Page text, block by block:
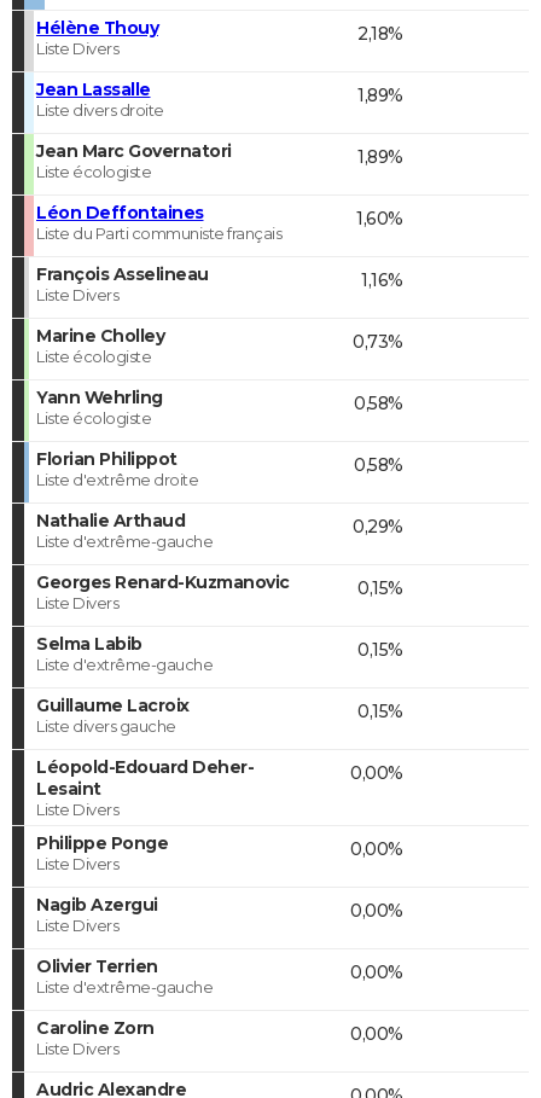
Hélène Thouy
Liste Divers
2,18%
Jean Lassalle
Liste divers droite
1,89%
Jean Marc Governatori
Liste écologiste
1,89%
Léon Deffontaines
Liste du Parti communiste français
1,60%
François Asselineau
Liste Divers
1,16%
Marine Cholley
Liste écologiste
0,73%
Yann Wehrling
Liste écologiste
0,58%
Florian Philippot
Liste d'extrême droite
0,58%
Nathalie Arthaud
Liste d'extrême-gauche
0,29%
Georges Renard-Kuzmanovic
Liste Divers
0,15%
Selma Labib
Liste d'extrême-gauche
0,15%
Guillaume Lacroix
Liste divers gauche
0,15%
Léopold-Edouard Deher-
Lesaint
Liste Divers
0,00%
Philippe Ponge
Liste Divers
0,00%
Nagib Azergui
Liste Divers
0,00%
Olivier Terrien
Liste d'extrême-gauche
0,00%
Caroline Zorn
Liste Divers
0,00%
Audric Alexandre